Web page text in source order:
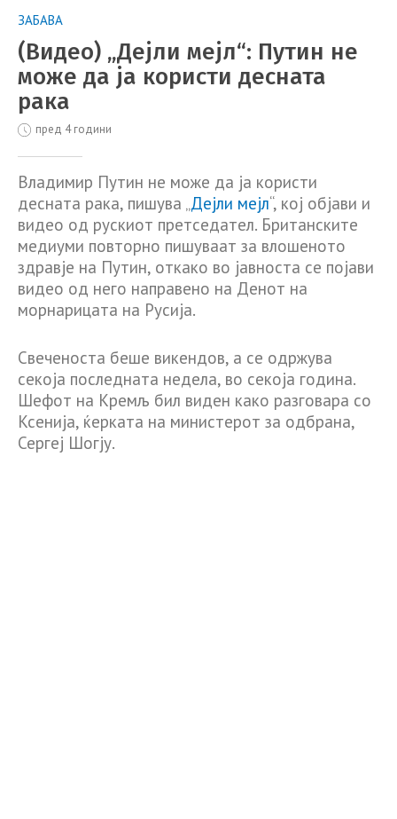
ЗАБАВА
(Видео) „Дејли мејл“: Путин не
може да ја користи десната
рака
пред 4 години
Владимир Путин не може да ја користи
десната рака, пишува „Дејли мејл“, кој објави и
видео од рускиот претседател. Британските
медиуми повторно пишуваат за влошеното
здравје на Путин, откако во јавноста се појави
видео од него направено на Денот на
морнарицата на Русија.
Свеченоста беше викендов, а се одржува
секоја последната недела, во секоја година.
Шефот на Кремљ бил виден како разговара со
Ксенија, ќерката на министерот за одбрана,
Сергеј Шогју.